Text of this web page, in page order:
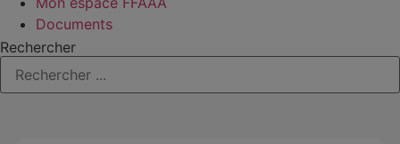
Documents
Rechercher